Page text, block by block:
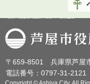
芦屋市役所
〒659-8501 兵庫県芦屋
電話番号：0797-31-2121